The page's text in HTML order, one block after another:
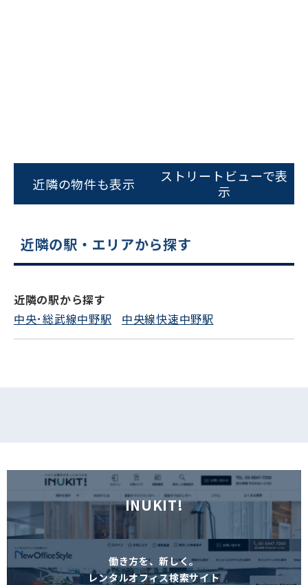
をお伝えいただくと
スムーズにご案内できます
平日 9:00〜18:00
フォームでお問い合わせ
近隣の物件も表示
ストリートビューで表
示
近隣の駅・エリアから探す
近隣の駅から探す
中央･総武線中野駅
中央線快速中野駅
INUKIT!
働き方を、新しく。
レンタルオフィス検索サイト